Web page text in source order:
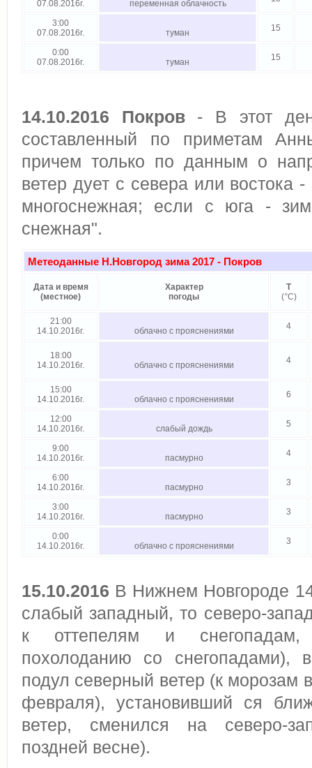
07.08.2016г. переменная облачность
3:00
07.08.2016г.
туман 15
0:00
07.08.2016г.
туман 15
14.10.2016 Покров - В этот
составленный по приметам
причем только по данным о
ветер дует с севера или востока
многоснежная; если с юга -
снежная".
Метеоданные Н.Новгород зима 2017 - Покров
Дата и время
(местное)
Характер
погоды
Т
(°C)
21:00
14.10.2016г.
облачно с прояснениями 4
18:00
14.10.2016г.
облачно с прояснениями 4
15:00
14.10.2016г.
облачно с прояснениями 6
12:00
14.10.2016г.
слабый дождь 5
9:00
14.10.2016г.
пасмурно 4
6:00
14.10.2016г.
пасмурно 3
3:00
14.10.2016г.
пасмурно 3
0:00
14.10.2016г.
облачно с прояснениями 3
15.10.2016 В Нижнем Новгороде
слабый западный, то северо-
к оттепелям и снегопадам,
похолоданию со снегопадами),
подул северный ветер (к морозам
февраля), установивший ся
ветер, сменился на северо-
поздней весне).